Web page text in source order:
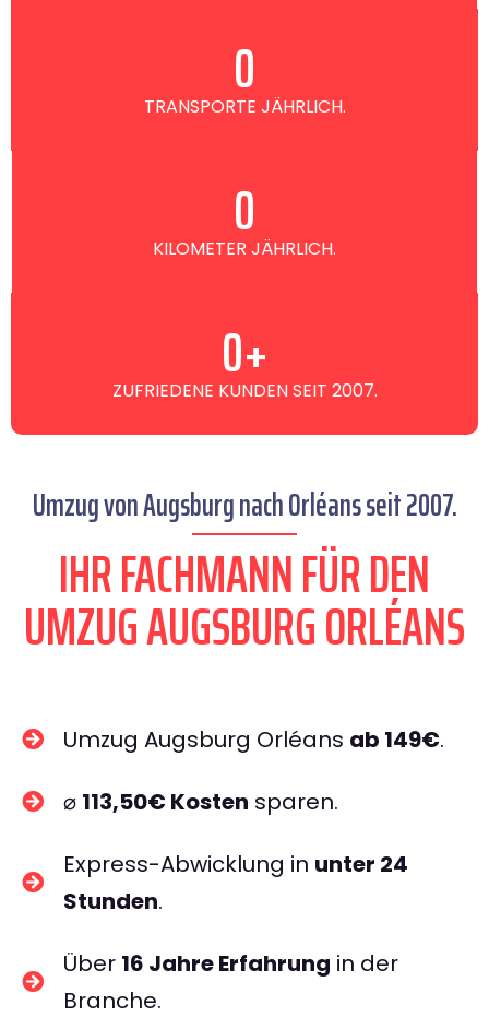
TRANSPORTE JÄHRLICH.
0
KILOMETER JÄHRLICH.
0
ZUFRIEDENE KUNDEN SEIT 2007.
0+
Umzug von Augsburg nach Orléans seit 2007.
IHR FACHMANN FÜR DEN
UMZUG AUGSBURG ORLÉANS
Umzug Augsburg Orléans ab 149€.
⌀ 113,50€ Kosten sparen.
Express-Abwicklung in unter 24
Stunden.
Über 16 Jahre Erfahrung in der
Branche.